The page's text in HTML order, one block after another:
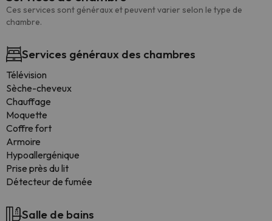
Ces services sont généraux et peuvent varier selon le type de
chambre.
Services généraux des chambres
Télévision
Sèche-cheveux
Chauffage
Moquette
Coffre fort
Armoire
Hypoallergénique
Prise près du lit
Détecteur de fumée
Salle de bains